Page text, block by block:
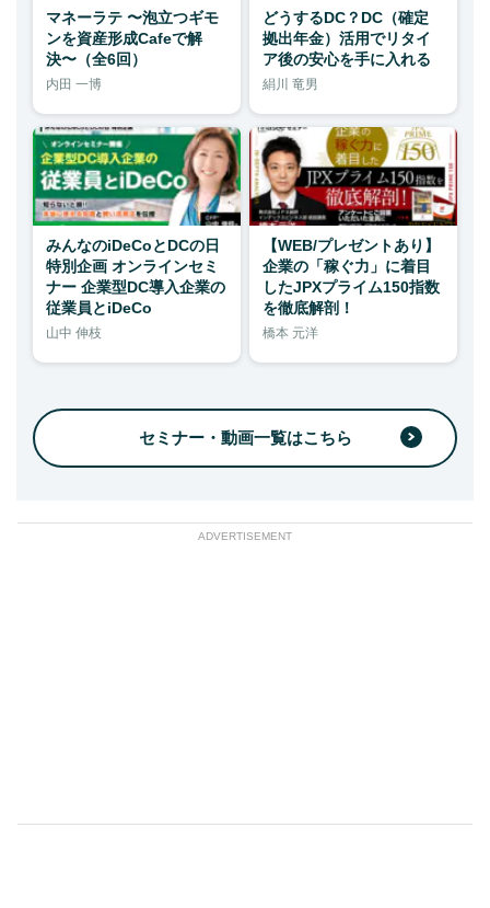
マネーラテ 〜泡立つギモ
ンを資産形成Cafeで解
決〜（全6回）
内田 一博
どうするDC？DC（確定
拠出年金）活用でリタイ
ア後の安心を手に入れる
絹川 竜男
みんなのiDeCoとDCの日
特別企画 オンラインセミ
ナー 企業型DC導入企業の
従業員とiDeCo
山中 伸枝
【WEB/プレゼントあり】
企業の「稼ぐ力」に着目
したJPXプライム150指数
を徹底解剖！
橋本 元洋
セミナー・動画一覧はこちら
ADVERTISEMENT